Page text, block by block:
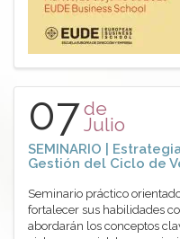
07de
Julio
SEMINARIO |
Gestión del Ciclo de
Seminario práctico
fortalecer sus habilidades
abordarán los conceptos